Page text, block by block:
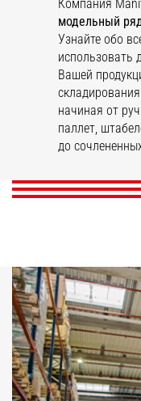
Компания
модельный
Узнайте обо
использовать
Вашей
начиная от
паллет,
до
STACKY
ОТКРОЙТЕ ДЛЯ
ОТКРОЙТЕ ДЛЯ